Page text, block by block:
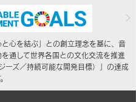
心を結ぶ」との創立理念を基に、音
通して世界各国との文化交流を推進
ーズ／持続可能な開発目標）」の達成